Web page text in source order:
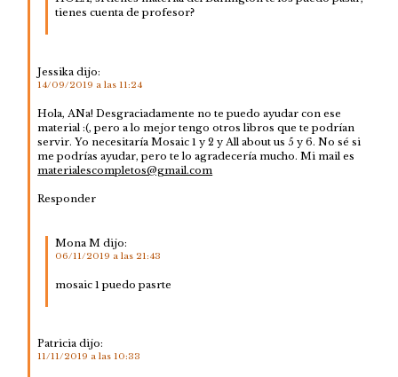
tienes cuenta de profesor?
Jessika dijo:
14/09/2019 a las 11:24
Hola, ANa! Desgraciadamente no te puedo ayudar con ese
material :(, pero a lo mejor tengo otros libros que te podrían
servir. Yo necesitaría Mosaic 1 y 2 y All about us 5 y 6. No sé si
me podrías ayudar, pero te lo agradecería mucho. Mi mail es
materialescompletos@gmail.com
Responder
Mona M dijo:
06/11/2019 a las 21:43
mosaic 1 puedo pasrte
Patricia dijo:
11/11/2019 a las 10:33